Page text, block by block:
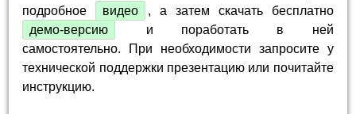
подробное
видео
, а затем скачать бесплатно
демо-версию
и поработать в ней
самостоятельно. При необходимости запросите у
технической поддержки презентацию или почитайте
инструкцию.